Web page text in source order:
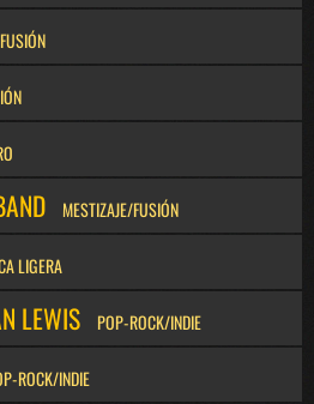
MESTIZAJE/FUSIÓN
LIGERA
LEWIS POP-ROCK/INDIE
ROCK/INDIE